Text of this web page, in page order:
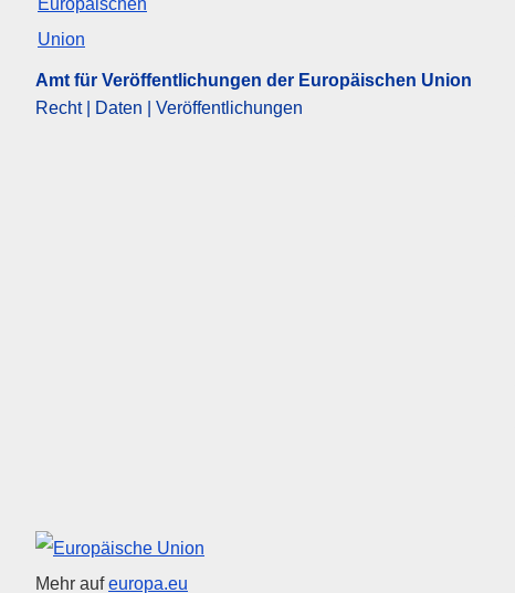
Amt für Veröffentlichungen der Europäischen Union
Recht | Daten | Veröffentlichungen
Europäische Union
Mehr aufeuropa.eu